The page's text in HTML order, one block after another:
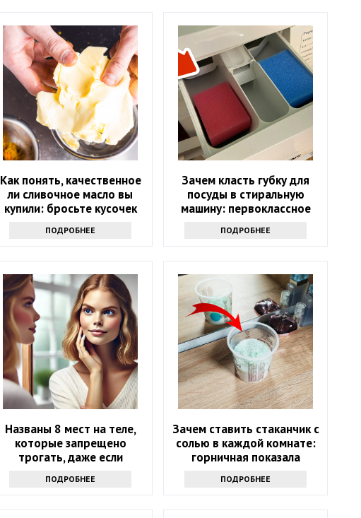
Как понять, качественное
ли сливочное масло вы
купили: бросьте кусочек
ПОДРОБНЕЕ
Зачем класть губку для
посуды в стиральную
машину: первоклассное
ПОДРОБНЕЕ
Названы 8 мест на теле,
которые запрещено
трогать, даже если
ПОДРОБНЕЕ
Зачем ставить стаканчик с
солью в каждой комнате:
горничная показала
ПОДРОБНЕЕ